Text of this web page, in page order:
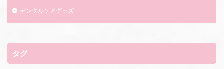
デンタルケアグッズ
タグ